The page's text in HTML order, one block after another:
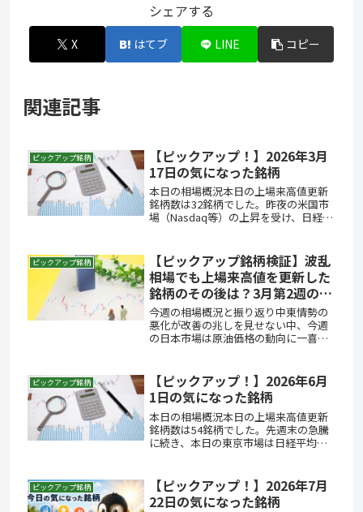
シェアする
X はてブ LINE コピー
関連記事
ピックアップ銘柄
【ピックアップ！】2026年3月
17日の気になった銘柄
本日の相場概況本日の上場来高値更新
銘柄数は32銘柄でした。昨夜の米国市
場（Nasdaq等）の上昇を受け、日経平
後は戻り待ちの売りに押される形で値
を消し、15時前からの急...
ピックアップ銘柄
【ピックアップ銘柄検証】波乱
相場でも上場来高値を更新した
銘柄のその後は？3月第2週の注
目株
今週の相場概況と振り返り中東情勢の
悪化が改善の兆しを見せない中、今週
の日本市場は原油価格の動向に一喜一
これで週足ベースでも3週連続の下げと
なり、投資家にとっては非常に厳しい...
ピックアップ銘柄
【ピックアップ！】2026年6月
1日の気になった銘柄
本日の相場概況本日の上場来高値更新
銘柄数は54銘柄でした。先週末の急騰
に続き、本日の東京市場は日経平均だ
66,934円と続伸し、ザラ場では一時
67,231円まで上げて初めて...
ピックアップ銘柄
【ピックアップ！】2026年7月
22日の気になった銘柄